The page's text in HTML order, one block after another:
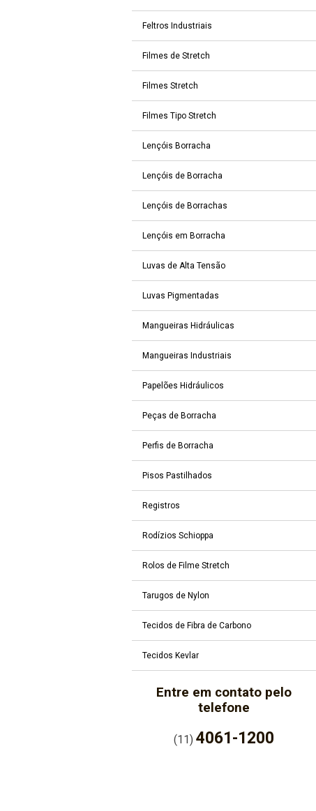
Feltros Industriais
Filmes de Stretch
Filmes Stretch
Filmes Tipo Stretch
Lençóis Borracha
Lençóis de Borracha
Lençóis de Borrachas
Lençóis em Borracha
Luvas de Alta Tensão
Luvas Pigmentadas
Mangueiras Hidráulicas
Mangueiras Industriais
Papelões Hidráulicos
Peças de Borracha
Perfis de Borracha
Pisos Pastilhados
Registros
Rodízios Schioppa
Rolos de Filme Stretch
Tarugos de Nylon
Tecidos de Fibra de Carbono
Tecidos Kevlar
Entre em contato pelo
telefone
(11)4061-1200